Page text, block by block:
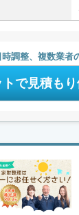
時調整、複数業者
で見積も